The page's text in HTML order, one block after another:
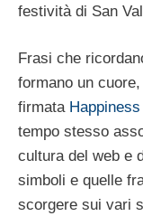
festività di San
Frasi che
formano un
firmata
tempo stesso
cultura del web e
simboli e quelle
scorgere sui vari